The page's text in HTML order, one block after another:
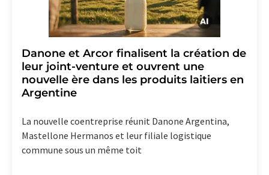
Danone et Arcor finalisent la création de
leur joint-venture et ouvrent une
nouvelle ère dans les produits laitiers en
Argentine
La nouvelle coentreprise réunit Danone Argentina,
Mastellone Hermanos et leur filiale logistique
commune sous un même toit